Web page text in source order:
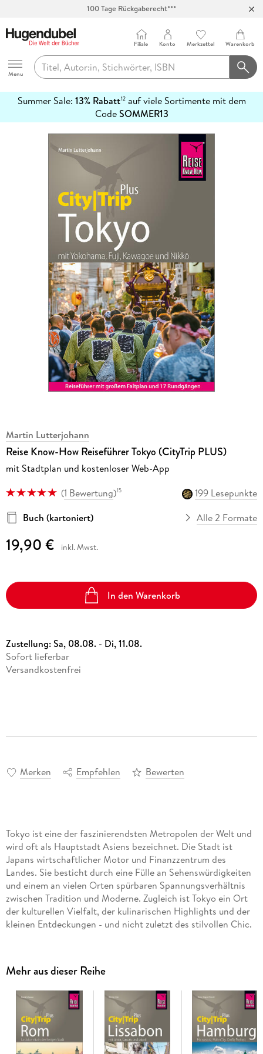
100 Tage Rückgaberecht***
Hugendubel
Menu
Filiale Konto Merkzettel Warenkorb
Summer Sale: 13% Rabatt12auf viele Sortimente mit dem
CodeSOMMER13
erfahren
Martin Lutterjohann
Reise Know-How Reiseführer Tokyo (CityTrip PLUS)
mit Stadtplan und kostenloser Web-App
(1 Bewertung)15
199 Lesepunkte
Buch (kartoniert)
Alle 2 Formate
19,90 € inkl. Mwst.
In den Warenkorb
Zustellung:Sa, 08.08. - Di, 11.08.
Sofort lieferbar
Versandkostenfrei
Merken Empfehlen Bewerten
Tokyo ist eine der faszinierendsten Metropolen der Welt und
wird oft als Hauptstadt Asiens bezeichnet. Die Stadt ist
Japans wirtschaftlicher Motor und Finanzzentrum des
Landes. Sie besticht durch eine Fülle an Sehenswürdigkeiten
und einem an vielen Orten spürbaren Spannungsverhältnis
zwischen Tradition und Moderne. Zugleich ist Tokyo ein Ort
der kulturellen Vielfalt, der kulinarischen Highlights und der
kleinen Entdeckungen - und nicht zuletzt des stilvollen Chic.
- Die wichtigsten Sehenswürdigkeiten und Museen der Stadt
sowie weniger bekannte Attraktionen und Viertel ausführlich
vorgestellt und bewertet
- Faszinierende Architektur: Shint_-Tempel,
Hochhausschluchten und futuristische Bauprojekte
Mehr aus dieser Reihe